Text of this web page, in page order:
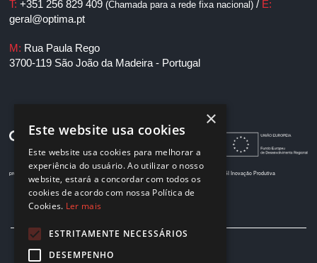
T: +351 256 829 409(Chamada para a rede fixa nacional) / E:
geral@optima.pt
M: Rua Paula Rego
3700-119 São João da Madeira - Portugal
projeto 33408 - Morphing.Tech SI Inovação Produtiva
×
Este website usa cookies
Este website usa cookies para melhorar a
experiência do usuário. Ao utilizar o nosso
website, estará a concordar com todos os
cookies de acordo com nossa Política de
Cookies. Ler mais
ESTRITAMENTE NECESSÁRIOS
DESEMPENHO